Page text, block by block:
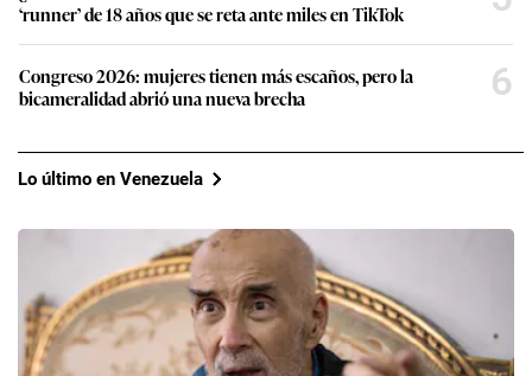
‘runner’ de 18 años que se reta ante miles en TikTok
Congreso 2026: mujeres tienen más escaños, pero la
bicameralidad abrió una nueva brecha
6
Lo último en Venezuela